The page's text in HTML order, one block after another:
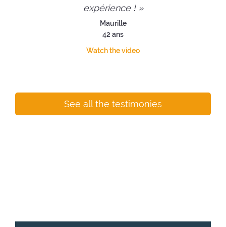
expérience ! »
Maurille
42 ans
Watch the video
See all the testimonies